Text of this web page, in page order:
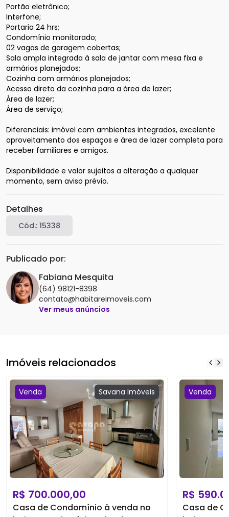
Portão eletrônico;
Interfone;
Portaria 24 hrs;
Condomínio monitorado;
02 vagas de garagem cobertas;
Sala ampla integrada à sala de jantar com mesa fixa e
armários planejados;
Cozinha com armários planejados;
Acesso direto da cozinha para a área de lazer;
Área de lazer;
Área de serviço;
Diferenciais: imóvel com ambientes integrados, excelente
aproveitamento dos espaços e área de lazer completa para
receber familiares e amigos.
Disponibilidade e valor sujeitos a alteração a qualquer
Detalhes
Cód.: 15338
Publicado por:
Fabiana Mesquita
(64) 98121-8398
contato@habitareimoveis.com
Ver meus anúncios
Venda Savana Imóveis
R$ 700.000,00
Casa de Condomínio à venda no
Venda
R$
Casa de
Imóveis relacionados